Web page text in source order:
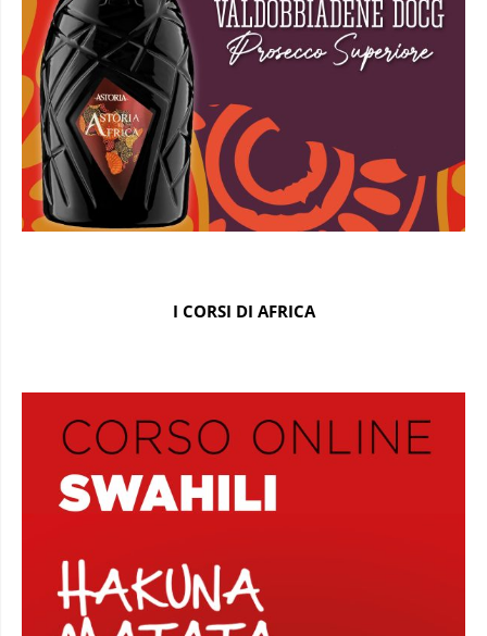
I CORSI DI AFRICA